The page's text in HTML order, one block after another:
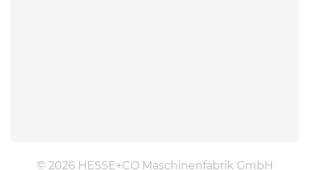
© 2026 HESSE+CO Maschinenfabrik GmbH